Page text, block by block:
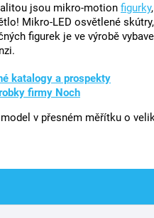
jsou mikro-motion figurky
Mikro-LED osvětlené
figurek je ve výrobě
katalogy a prospekty
firmy Noch
v přesném měřítku o